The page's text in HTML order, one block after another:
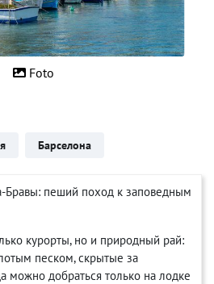
Foto
Барселона
Бравы: пеший поход к заповедным
курорты, но и природный рай:
песком, скрытые за
можно добраться только на лодке